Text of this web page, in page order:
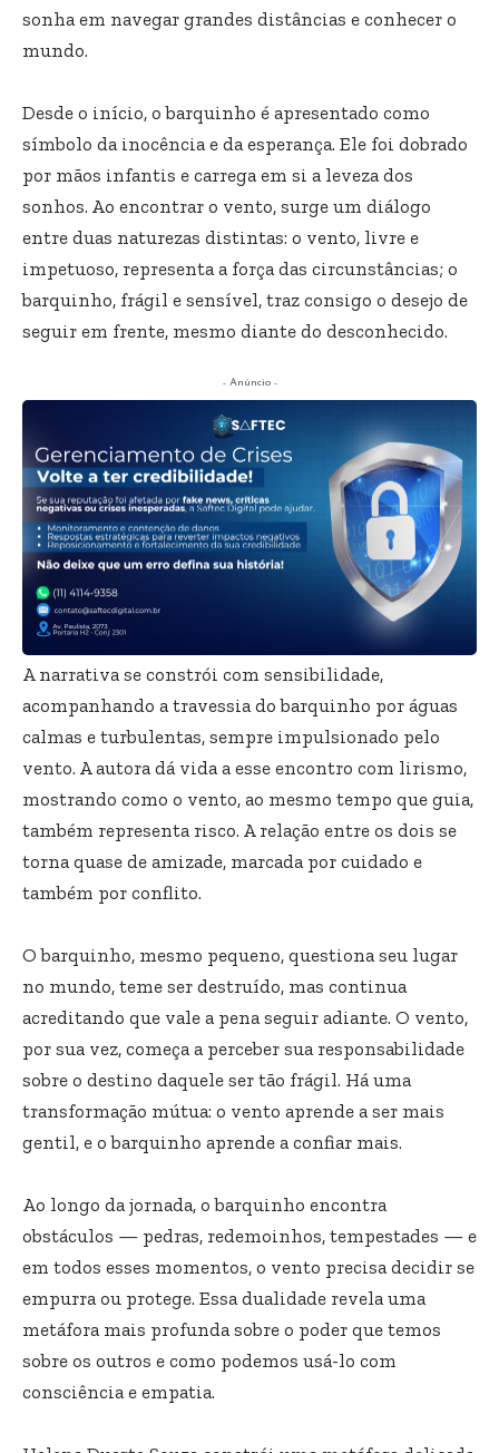
sonha em navegar grandes distâncias e conhecer o
mundo.
Desde o início, o barquinho é apresentado como
símbolo da inocência e da esperança. Ele foi dobrado
por mãos infantis e carrega em si a leveza dos
sonhos. Ao encontrar o vento, surge um diálogo
entre duas naturezas distintas: o vento, livre e
impetuoso, representa a força das circunstâncias; o
barquinho, frágil e sensível, traz consigo o desejo de
seguir em frente, mesmo diante do desconhecido.
- Anúncio -
A narrativa se constrói com sensibilidade,
acompanhando a travessia do barquinho por águas
calmas e turbulentas, sempre impulsionado pelo
vento. A autora dá vida a esse encontro com lirismo,
mostrando como o vento, ao mesmo tempo que guia,
também representa risco. A relação entre os dois se
torna quase de amizade, marcada por cuidado e
também por conflito.
O barquinho, mesmo pequeno, questiona seu lugar
no mundo, teme ser destruído, mas continua
acreditando que vale a pena seguir adiante. O vento,
por sua vez, começa a perceber sua responsabilidade
sobre o destino daquele ser tão frágil. Há uma
transformação mútua: o vento aprende a ser mais
gentil, e o barquinho aprende a confiar mais.
Ao longo da jornada, o barquinho encontra
obstáculos — pedras, redemoinhos, tempestades — e
em todos esses momentos, o vento precisa decidir se
empurra ou protege. Essa dualidade revela uma
metáfora mais profunda sobre o poder que temos
sobre os outros e como podemos usá-lo com
consciência e empatia.